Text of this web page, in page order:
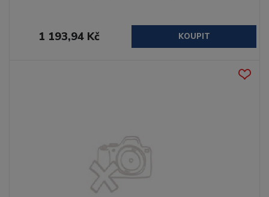
1 193,94 Kč KOUPIT